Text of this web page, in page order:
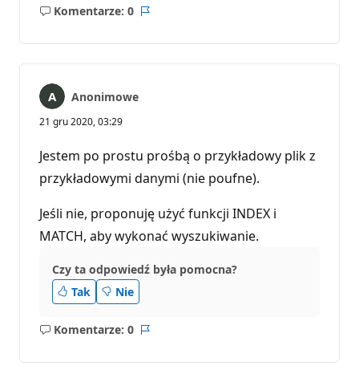
Komentarze: 0
Brak
Anonimowe
21 gru 2020, 03:29
Jestem po prostu prośbą o przykładowy plik z
przykładowymi danymi (nie poufne).
Jeśli nie, proponuję użyć funkcji INDEX i
MATCH, aby wykonać wyszukiwanie.
Czy ta odpowiedź była pomocna?
Tak
Nie
Komentarze: 0
Brak